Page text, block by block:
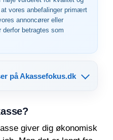
vores anbefalinger primært
annoncører eller
derfor betragtes som
på Akassefokus.dk
giver dig økonomisk